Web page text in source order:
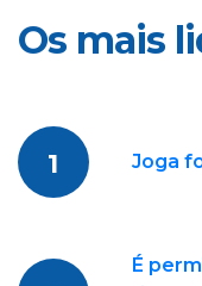
Os mais
1 Joga
É